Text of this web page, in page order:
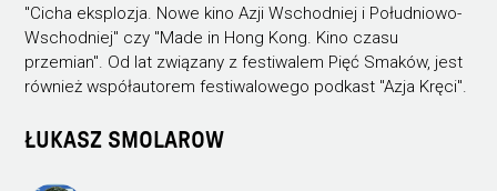
"Cicha eksplozja. Nowe kino Azji Wschodniej i Południowo-
Wschodniej" czy "Made in Hong Kong. Kino czasu
przemian". Od lat związany z festiwalem Pięć Smaków, jest
również współautorem festiwalowego podkast "Azja Kręci".
ŁUKASZ SMOLAROW